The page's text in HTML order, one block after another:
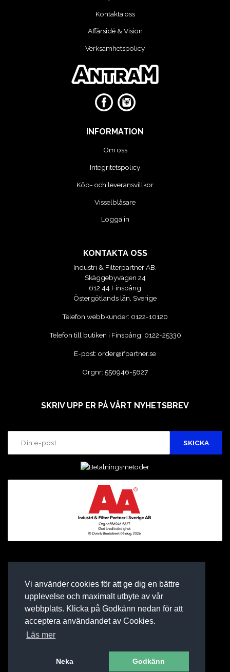
Vi använder cookies för att ge dig en bättre
upplevelse och maximalt utbyte av vår
webbplats. Klicka på Godkänn nedan för att
acceptera användandet av Cookies.
Läs mer
Neka Godkänn
VERKTYG FÖR ELBILAR
Kontakta oss
Affärsidé & Vision
Verksamhetspolicy
INFORMATION
Om oss
Integritetspolicy
Köp- och leveransvillkor
Visselblåsare
Logga in
KONTAKTA OSS
Industri & Filterpartner AB,
Skäggebyvägen 24
612 44 Finspång
Östergötlands län, Sverige
Telefon webbkunder: 0122-10120
Telefon till butiken i Finspång: 0122-25330
E-post: order@ifpartner.se
Orgnr: 556946-5627
SKRIV UPP ER PÅ VÅRT NYHETSBREV
E-BUTIK AV BINEA